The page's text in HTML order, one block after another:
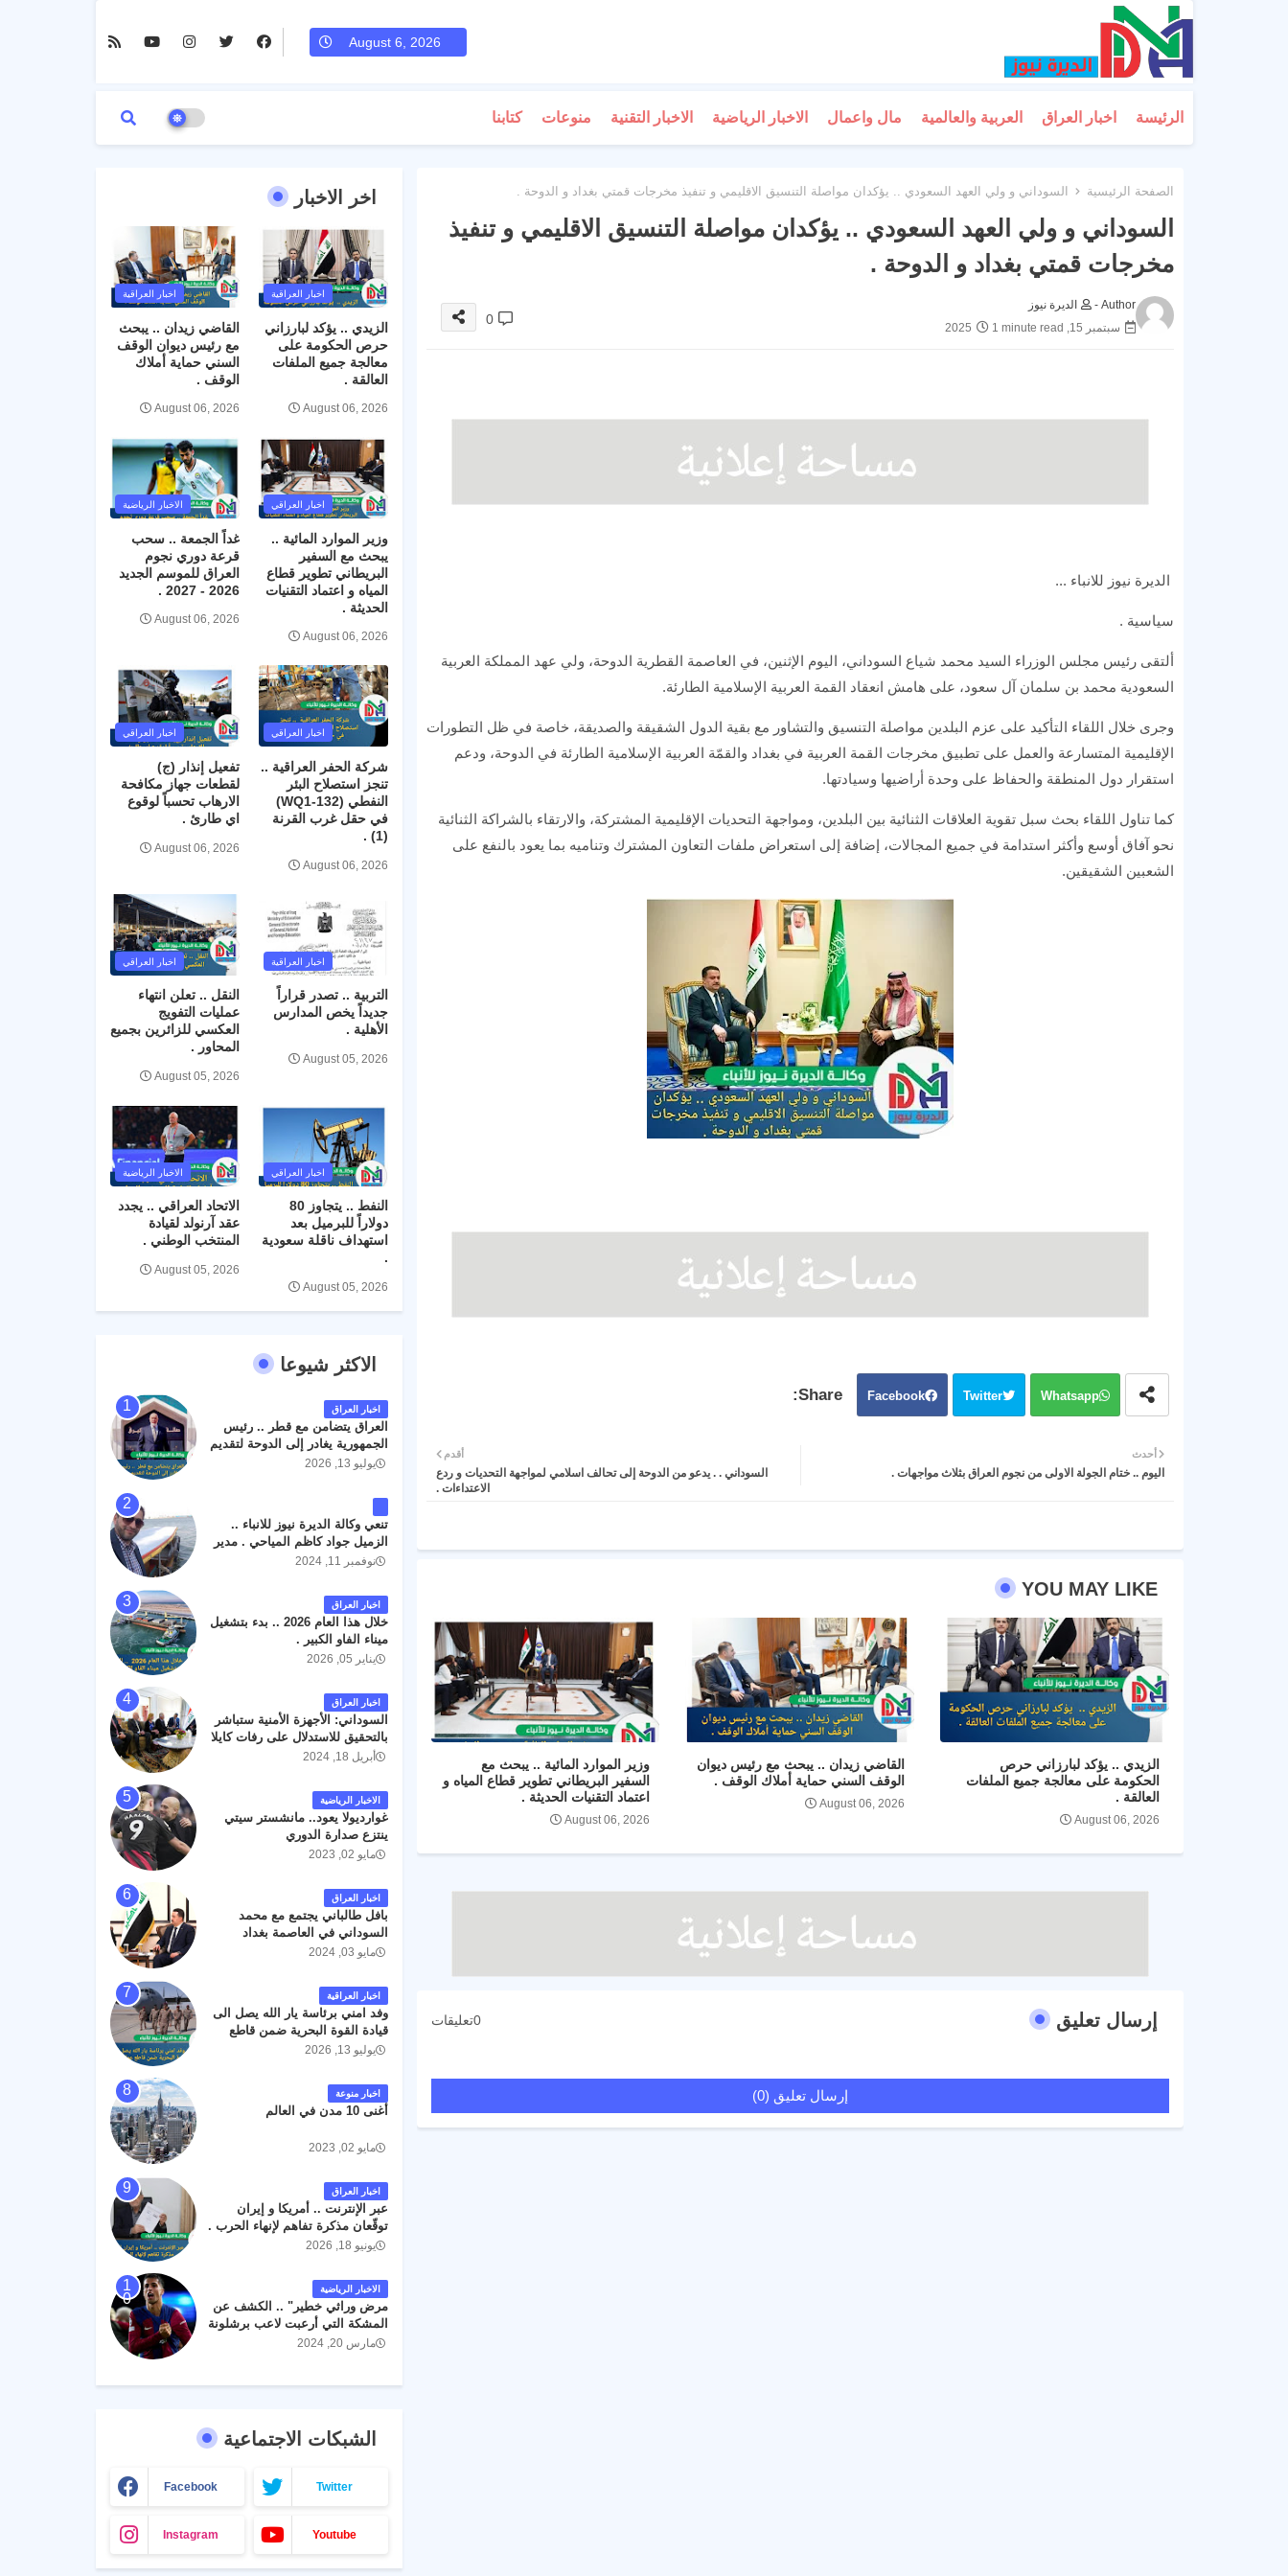
August 6, 2026
الرئيسة اخبار العراق العربية والعالمية مال واعمال الاخبار الرياضية الاخبار التقنية منوعات كتابنا
الصفحة الرئيسية السوداني و ولي العهد السعودي .. يؤكدان مواصلة التنسيق الاقليمي و تنفيذ مخرجات قمتي بغداد و الدوحة .
السوداني و ولي العهد السعودي .. يؤكدان مواصلة التنسيق الاقليمي و تنفيذ
مخرجات قمتي بغداد و الدوحة .
Author -
الديرة نيوز
سبتمبر 15, 2025
1 minute read
0
الديرة نيوز للانباء ...
سياسية .
ألتقى رئيس مجلس الوزراء السيد محمد شياع السوداني، اليوم الإثنين، في العاصمة القطرية الدوحة، ولي عهد المملكة العربية
السعودية محمد بن سلمان آل سعود، على هامش انعقاد القمة العربية الإسلامية الطارئة.
وجرى خلال اللقاء التأكيد على عزم البلدين مواصلة التنسيق والتشاور مع بقية الدول الشقيقة والصديقة، خاصة في ظل التطورات
الإقليمية المتسارعة والعمل على تطبيق مخرجات القمة العربية في بغداد والقمّة العربية الإسلامية الطارئة في الدوحة، ودعم
استقرار دول المنطقة والحفاظ على وحدة أراضيها وسيادتها.
كما تناول اللقاء بحث سبل تقوية العلاقات الثنائية بين البلدين، ومواجهة التحديات الإقليمية المشتركة، والارتقاء بالشراكة الثنائية
نحو آفاق أوسع وأكثر استدامة في جميع المجالات، إضافة إلى استعراض ملفات التعاون المشترك وتناميه بما يعود بالنفع على
الشعبين الشقيقين.
Facebook Twitter Whatsapp
أحدث
اليوم .. ختام الجولة الاولى من نجوم العراق بثلاث مواجهات .
أقدم
السوداني . . يدعو من الدوحة إلى تحالف اسلامي لمواجهة التحديات و ردع
الاعتداءات .
YOU MAY LIKE
الزيدي .. يؤكد لبارزاني حرص
الحكومة على معالجة جميع الملفات
العالقة .
August 06, 2026
القاضي زيدان .. يبحث مع رئيس ديوان
الوقف السني حماية أملاك الوقف .
August 06, 2026
وزير الموارد المائية .. يبحث مع
السفير البريطاني تطوير قطاع المياه و
اعتماد التقنيات الحديثة .
August 06, 2026
إرسال تعليق 0تعليقات
إرسال تعليق (0)
اخر الاخبار
اخبار العراقية
الزيدي .. يؤكد لبارزاني
حرص الحكومة على
معالجة جميع الملفات
العالقة .
August 06, 2026
اخبار العراقية
القاضي زيدان .. يبحث
مع رئيس ديوان الوقف
السني حماية أملاك
الوقف .
August 06, 2026
اخبار العراقي
وزير الموارد المائية ..
يبحث مع السفير
البريطاني تطوير قطاع
المياه و اعتماد التقنيات
الحديثة .
August 06, 2026
الاخبار الرياضية
غداً الجمعة .. سحب
قرعة دوري نجوم
العراق للموسم الجديد
2026 - 2027 .
August 06, 2026
اخبار العراقي
شركة الحفر العراقية ..
تنجز استصلاح البئر
النفطي (WQ1-132)
في حقل غرب القرنة
(1) .
August 06, 2026
اخبار العراقي
تفعيل إنذار (ج)
لقطعات جهاز مكافحة
الارهاب تحسباً لوقوع
اي طارئ .
August 06, 2026
اخبار العراقية
التربية .. تصدر قراراً
جديداً يخص المدارس
الأهلية .
August 05, 2026
اخبار العراقي
النقل .. تعلن انتهاء
عمليات التفويج
العكسي للزائرين بجميع
المحاور .
August 05, 2026
اخبار العراقي
النفط .. يتجاوز 80
دولاراً للبرميل بعد
استهداف ناقلة سعودية
.
August 05, 2026
الاخبار الرياضية
الاتحاد العراقي .. يجدد
عقد آرنولد لقيادة
المنتخب الوطني .
August 05, 2026
الاكثر شيوعا
اخبار العراق
العراق يتضامن مع قطر .. رئيس
الجمهورية يغادر إلى الدوحة لتقديم
واجب العزاء .
يوليو 13, 2026
تنعي وكالة الديرة نيوز للانباء ..
الزميل جواد كاظم المياحي . مدير
الخطوط الجوية العراقية السابق
البصرة الدولي اليوم الاثنين على
الطريق المؤدي من البوابة
الرئيسة الى صالة المسافرين .
حيث كان سبب الحادث يعود
لتصادم عجلته مع عجلة نوع كيا بنكو
مطار البصرة الدولي . سائلين الله
عز وجل ان يتغمد الفقيد بواسع
رحمته ، و انا لله وانا اليه راجعون .
نوفمبر 11, 2024
اخبار العراق
خلال هذا العام 2026 .. بدء بتشغيل
ميناء الفاو الكبير .
يناير 05, 2026
اخبار العراق
السوداني: الأجهزة الأمنية ستباشر
بالتحقيق للاستدلال على رفات كايلا
مولرأبريل 18, 2024
الاخبار الرياضية
غوارديولا يعود.. مانشستر سيتي
ينتزع صدارة الدوري
مايو 02, 2023
اخبار العراق
بافل طالباني يجتمع مع محمد
السوداني في العاصمة بغداد
مايو 03, 2024
اخبار العراقية
وفد امني برئاسة يار الله يصل الى
قيادة القوة البحرية ضمن قاطع
عمليات البصرة .
يوليو 13, 2026
اخبار منوعة
أغنى 10 مدن في العالم
مايو 02, 2023
اخبار العراق
عبر الإنترنت .. أمريكا و إيران
توقّعان مذكرة تفاهم لإنهاء الحرب .
يونيو 18, 2026
الاخبار الرياضية
مرض وراثي خطير" .. الكشف عن
المشكة التي أرعبت لاعب برشلونة
جواو كانسيلو
مارس 20, 2024
الشبكات الاجتماعية
Facebook Twitter
Instagram Youtube